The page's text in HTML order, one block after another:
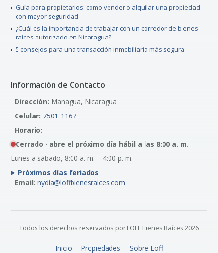
Guía para propietarios: cómo vender o alquilar una propiedad
con mayor seguridad
¿Cuál es la importancia de trabajar con un corredor de bienes
raíces autorizado en Nicaragua?
5 consejos para una transacción inmobiliaria más segura
Información de Contacto
Dirección: Managua, Nicaragua
Celular: 7501-1167
Horario:
Cerrado · abre el próximo día hábil a las 8:00 a. m.
Lunes a sábado, 8:00 a. m. – 4:00 p. m.
Próximos días feriados
Email: nydia@loffbienesraices.com
Todos los derechos reservados por LOFF Bienes Raíces 2026
Inicio Propiedades Sobre Loff